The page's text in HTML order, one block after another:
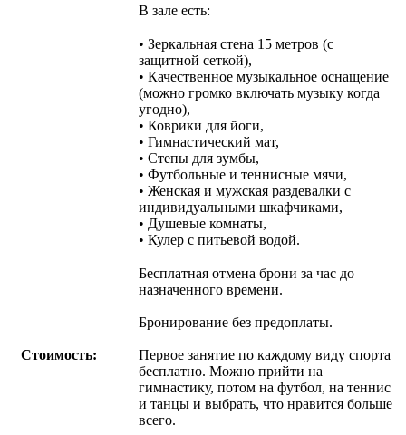
В зале есть:
• Зеркальная стена 15 метров (с
защитной сеткой),
• Качественное музыкальное оснащение
(можно громко включать музыку когда
угодно),
• Коврики для йоги,
• Гимнастический мат,
• Степы для зумбы,
• Футбольные и теннисные мячи,
• Женская и мужская раздевалки с
индивидуальными шкафчиками,
• Душевые комнаты,
• Кулер с питьевой водой.
Бесплатная отмена брони за час до
назначенного времени.
Бронирование без предоплаты.
Стоимость:
Первое занятие по каждому виду спорта
бесплатно. Можно прийти на
гимнастику, потом на футбол, на теннис
и танцы и выбрать, что нравится больше
всего.